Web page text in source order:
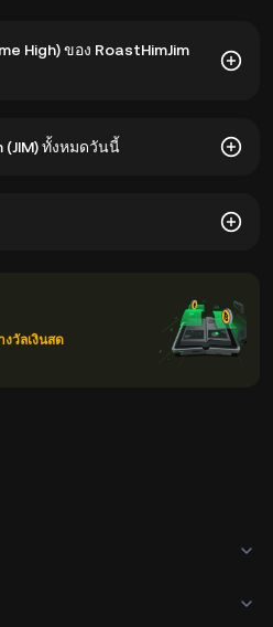
High) ของ RoastHimJim
าจุดสูงสุดราว --
(JIM) ทั้งหมดวันนี้
โตเคอเรนซีโดยไม่ต้องกังวลเกี่ยว
วิธีอื่นๆ ในการจัดเก็บ JIM ได้แก่
วยตนเอง (บนเว็บเบราว์เซอร์,
วัลเงินสด